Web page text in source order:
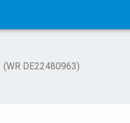
(WR DE22480963)